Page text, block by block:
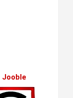
Jooble